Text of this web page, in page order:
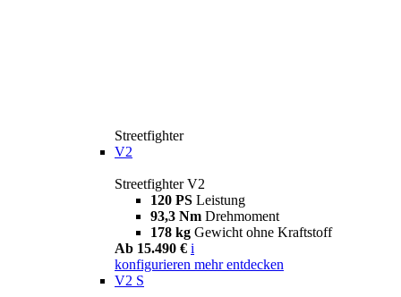
Streetfighter
V2
Streetfighter V2
120 PS Leistung
93,3 Nm Drehmoment
178 kg Gewicht ohne Kraftstoff
Ab 15.490 € i
konfigurieren mehr entdecken
V2 S